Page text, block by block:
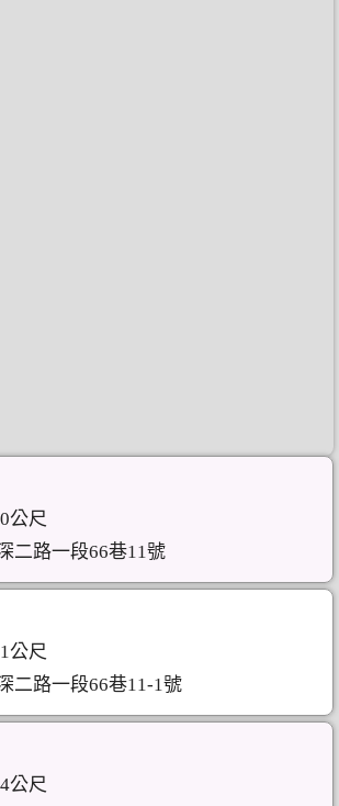
公尺
二路一段66巷11號
公尺
二路一段66巷11-1號
公尺